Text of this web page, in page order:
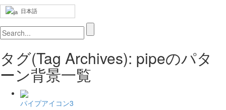
日本語
タグ(Tag Archives): pipeのパタ
ーン背景一覧
パイプアイコン3